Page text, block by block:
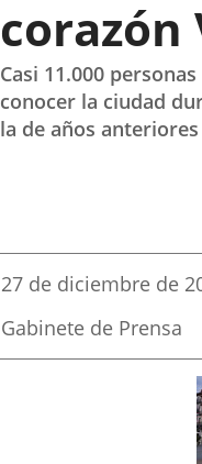
corazón
Casi 11.000
conocer la ciudad
la de años anteriores
Fecha
la
noticia
27 de diciembre de
Fuente
la
Gabinete de Prensa